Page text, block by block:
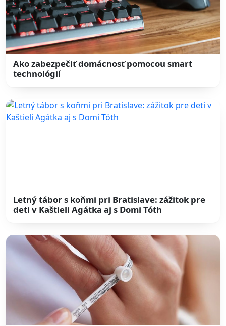
Ako zabezpečiť domácnosť pomocou smart
technológií
Letný tábor s koňmi pri Bratislave: zážitok pre
deti v Kaštieli Agátka aj s Domi Tóth